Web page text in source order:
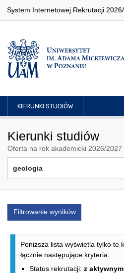
System Internetowej Rekrutacji
KIERUNKI STUDIÓW
Kierunki studiów
Oferta na rok akademicki 2026/2027
Filtrowanie wyników
Lista kierunków -
Poniższa lista wyświetla tylko te
łącznie następujące kryteria:
Status rekrutacji: z